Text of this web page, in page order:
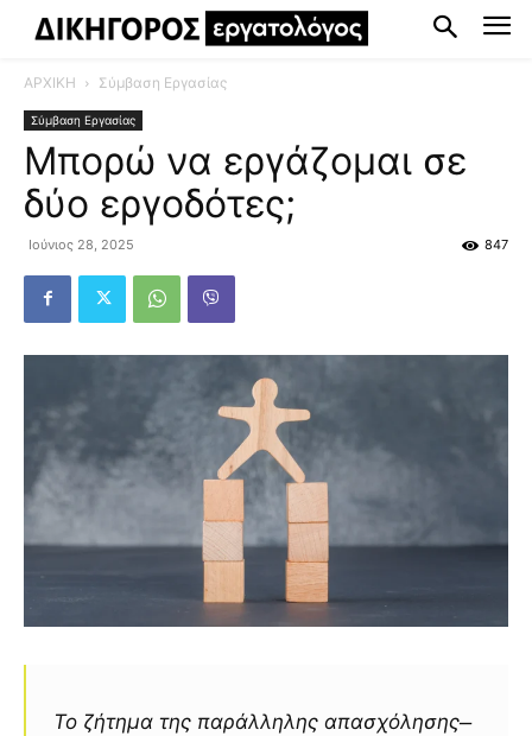
ΑΡΧΙΚΗ Σύμβαση Εργασίας
Σύμβαση Εργασίας
Μπορώ να εργάζομαι σε
δύο εργοδότες;
Ιούνιος 28, 2025 847
Το ζήτημα της παράλληλης απασχόλησης ̶